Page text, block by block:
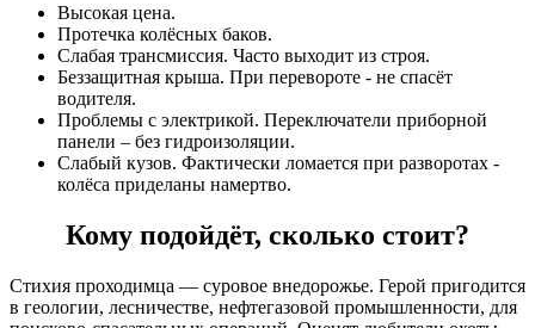
Высокая цена.
Протечка колёсных баков.
Слабая трансмиссия. Часто выходит из строя.
Беззащитная крыша. При перевороте - не спасёт
водителя.
Проблемы с электрикой. Переключатели приборной
панели – без гидроизоляции.
Слабый кузов. Фактически ломается при разворотах -
колёса приделаны намертво.
Кому подойдёт, сколько стоит?
Стихия проходимца — суровое внедорожье. Герой пригодится
в геологии, лесничестве, нефтегазовой промышленности, для